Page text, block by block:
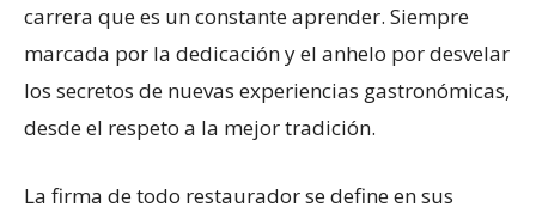
carrera que es un constante aprender. Siempre
marcada por la dedicación y el anhelo por desvelar
los secretos de nuevas experiencias gastronómicas,
desde el respeto a la mejor tradición.
La firma de todo restaurador se define en sus